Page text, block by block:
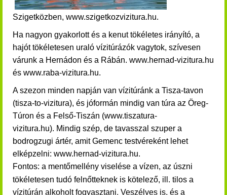
Szigetközben, www.szigetkozvizitura.hu.
Ha nagyon gyakorlott és a kenut tökéletes irányító, a
hajót tökéletesen uraló vízitúrázók vagytok, szívesen
várunk a Hernádon és a Rábán. www.hernad-vizitura.hu
és www.raba-vizitura.hu.
A szezon minden napján van vízitúránk a Tisza-tavon
(tisza-to-vizitura), és jóformán mindig van túra az Öreg-
Túron és a Felső-Tiszán (www.tiszatura-
vizitura.hu). Mindig szép, de tavasszal szuper a
bodrogzugi ártér, amit Gemenc testvéreként lehet
elképzelni: www.hernad-vizitura.hu.
Fontos: a mentőmellény viselése a vízen, az úszni
tökéletesen tudó felnőtteknek is kötelező, ill. tilos a
vízitúrán alkoholt fogyasztani. Veszélyes is, és a